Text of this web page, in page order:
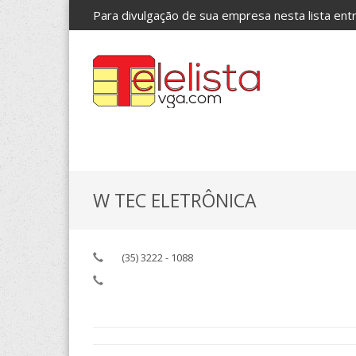
Para divulgação de sua empresa nesta lista
W TEC ELETRÔNICA
(35) 3222 - 1088